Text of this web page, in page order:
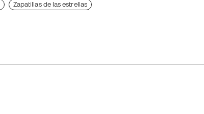
Zapatillas de las estrellas